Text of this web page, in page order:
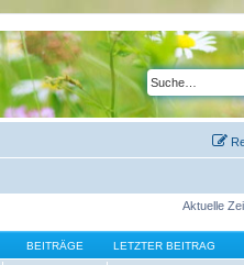
Aktuelle
BEITRÄGE LETZTER BEITRAG